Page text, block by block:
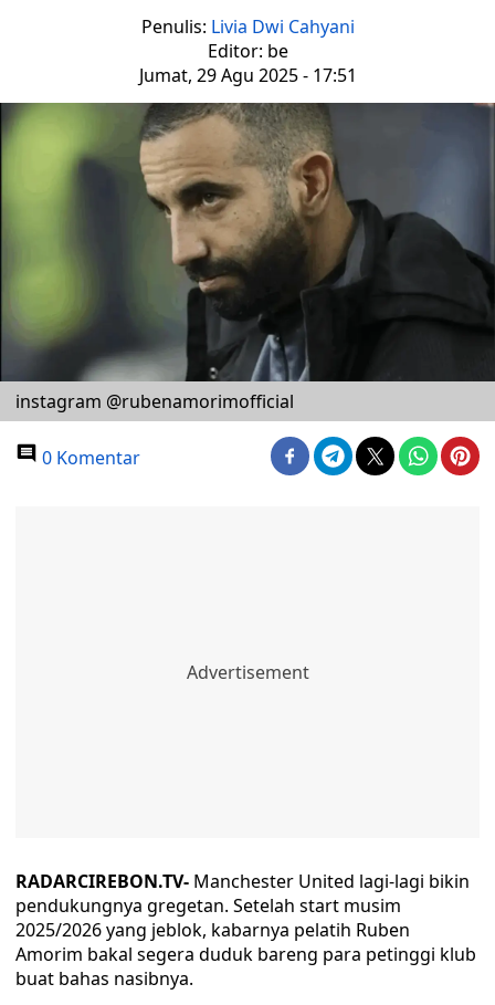
Penulis: Livia Dwi Cahyani
Editor: be
Jumat, 29 Agu 2025 - 17:51
instagram @rubenamorimofficial
0 Komentar
RADARCIREBON.TV- Manchester United lagi-lagi bikin
pendukungnya gregetan. Setelah start musim
2025/2026 yang jeblok, kabarnya pelatih Ruben
Amorim bakal segera duduk bareng para petinggi klub
buat bahas nasibnya.